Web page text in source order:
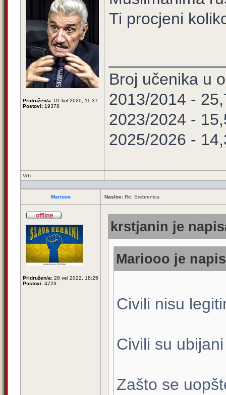
Pridružen/a: 01 kol 2020, 11:37
Postovi: 19378
Ti procjeni
Broj učenika u
2013/2014 -
2023/2024 -
2025/2026 -
Vrh
Mariooo Naslov: Re: Srebrenica
Pridružen/a: 28 vel 2022, 18:25
Postovi: 4723
krstjanin je
Mariooo je
Civili nisu
Civili su
Zašto se